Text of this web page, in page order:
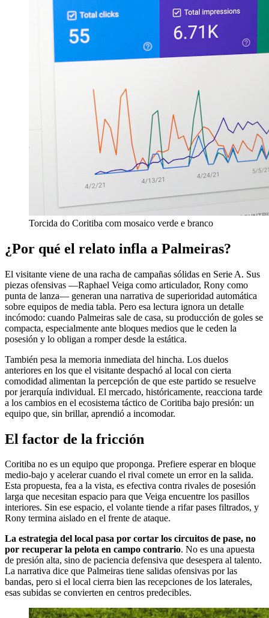
Torcida do Coritiba com mosaico verde e branco
¿Por qué el relato infla a Palmeiras?
El visitante viene de una racha de campañas sólidas en Serie A. Sus
piezas ofensivas —Raphael Veiga como articulador, Rony como
punta de lanza— generan una narrativa de superioridad automática
sobre equipos de media tabla. Pero esa lectura ignora un detalle
incómodo: cuando Palmeiras sale de casa, su producción de goles se
compacta, especialmente ante bloques medios que le ceden la
posesión y lo obligan a romper desde la estática.
También pesa la memoria inmediata del hincha. Los duelos
anteriores en los que el visitante despachó al local con cierta
comodidad alimentan la percepción de que este partido se resuelve
por jerarquía individual. El mercado, históricamente, reacciona tarde
a los cambios en el ecosistema táctico de Coritiba bajo presión: un
equipo que, sin brillar, aprendió a incomodar.
El factor de la fricción
Coritiba no es un equipo que proponga. Prefiere esperar en bloque
medio-bajo y acelerar cuando el rival comete un error en la salida.
Esta propuesta, fea a la vista, es efectiva contra rivales de posesión
larga que necesitan espacio para que Veiga encuentre los pasillos
interiores. Sin ese espacio, el volante tiende a rifar pases filtrados, y
Rony termina aislado en el frente de ataque.
La estrategia del local pasa por cortar los circuitos de pase, no
por recuperar la pelota en campo contrario. No es una apuesta
de presión alta, sino de paciencia defensiva que desespera al talento.
La narrativa dice que Palmeiras tiene salidas ofensivas por las
bandas, pero si el local cierra bien las recepciones de los laterales,
esas subidas se convierten en centros predecibles.